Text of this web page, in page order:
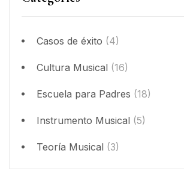
Casos de éxito (4)
Cultura Musical (16)
Escuela para Padres (18)
Instrumento Musical (5)
Teoría Musical (3)